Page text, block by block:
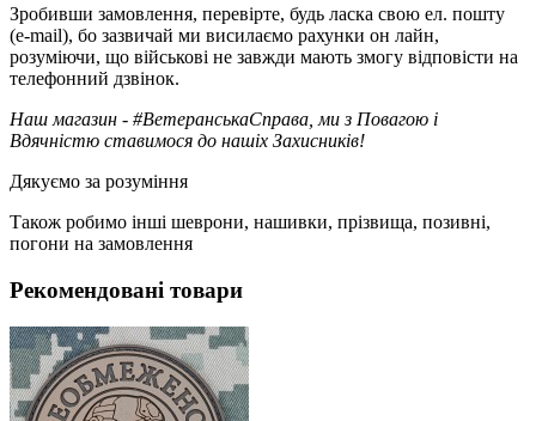
Зробивши замовлення, перевірте, будь ласка свою ел. пошту
(e-mail), бо зазвичай ми висилаємо рахунки он лайн,
розуміючи, що військові не завжди мають змогу відповісти на
телефонний дзвінок.
Наш магазин - #ВетеранськаСправа, ми з Повагою і
Вдячністю ставимося до нашіх Захисників!
Дякуємо за розуміння
Також робимо інші шеврони, нашивки, прізвища, позивні,
погони на замовлення
Рекомендовані товари